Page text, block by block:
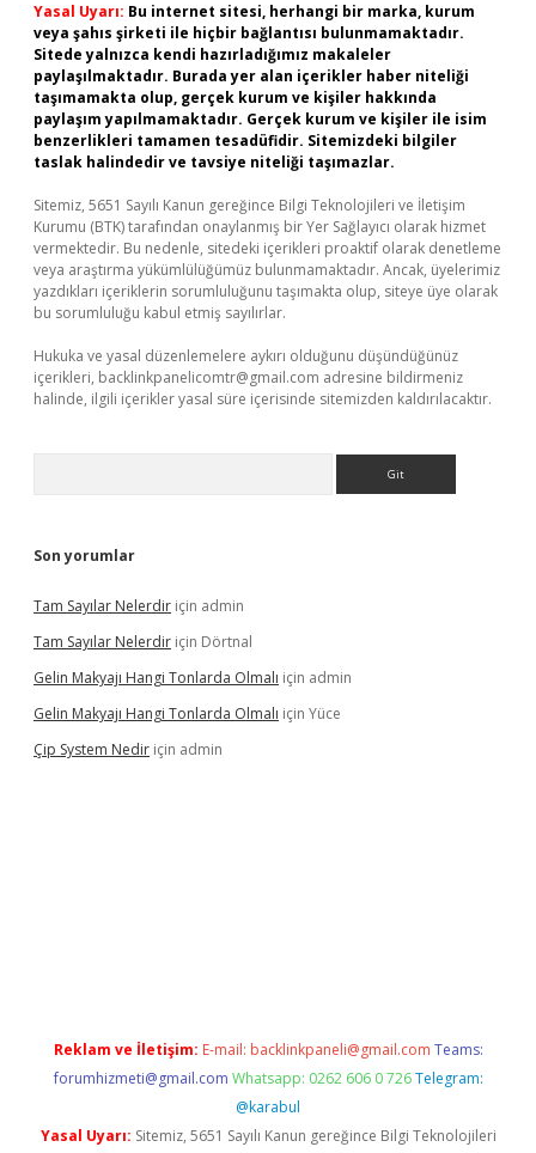
Yasal Uyarı: Bu internet sitesi, herhangi bir marka, kurum
veya şahıs şirketi ile hiçbir bağlantısı bulunmamaktadır.
Sitede yalnızca kendi hazırladığımız makaleler
paylaşılmaktadır. Burada yer alan içerikler haber niteliği
taşımamakta olup, gerçek kurum ve kişiler hakkında
paylaşım yapılmamaktadır. Gerçek kurum ve kişiler ile isim
benzerlikleri tamamen tesadüfidir. Sitemizdeki bilgiler
taslak halindedir ve tavsiye niteliği taşımazlar.
Sitemiz, 5651 Sayılı Kanun gereğince Bilgi Teknolojileri ve İletişim
Kurumu (BTK) tarafından onaylanmış bir Yer Sağlayıcı olarak hizmet
vermektedir. Bu nedenle, sitedeki içerikleri proaktif olarak denetleme
veya araştırma yükümlülüğümüz bulunmamaktadır. Ancak, üyelerimiz
yazdıkları içeriklerin sorumluluğunu taşımakta olup, siteye üye olarak
bu sorumluluğu kabul etmiş sayılırlar.
Hukuka ve yasal düzenlemelere aykırı olduğunu düşündüğünüz
içerikleri, backlinkpanelicomtr@gmail.com adresine bildirmeniz
halinde, ilgili içerikler yasal süre içerisinde sitemizden kaldırılacaktır.
Son yorumlar
Tam Sayılar Nelerdir için admin
Tam Sayılar Nelerdir için Dörtnal
Gelin Makyajı Hangi Tonlarda Olmalı için admin
Gelin Makyajı Hangi Tonlarda Olmalı için Yüce
Çip System Nedir için admin
Reklam ve İletişim: E-mail: backlinkpaneli@gmail.com Teams:
forumhizmeti@gmail.com Whatsapp: 0262 606 0 726 Telegram:
@karabul
Yasal Uyarı: Sitemiz, 5651 Sayılı Kanun gereğince Bilgi Teknolojileri